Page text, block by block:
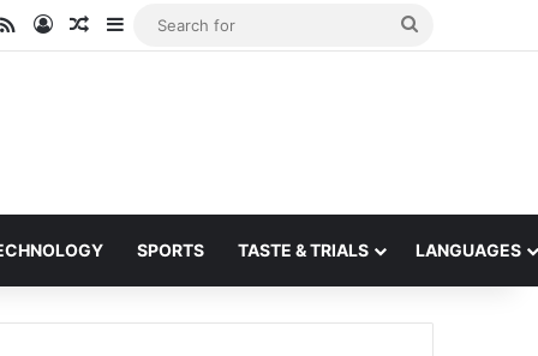
RSS Log InRandom Article
Sidebar
SPORTS TASTE & TRIALS LANGUAGES